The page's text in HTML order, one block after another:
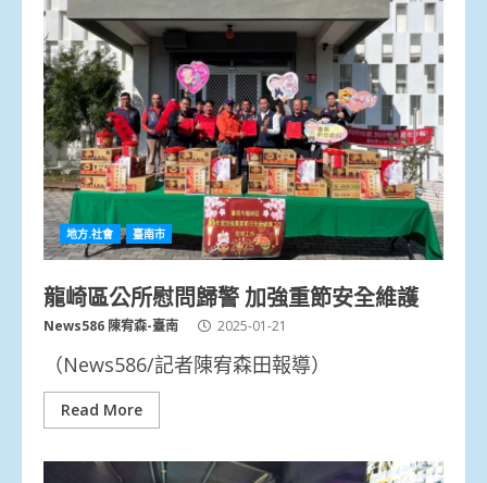
地方.社會 臺南市
龍崎區公所慰問歸警 加強重節安全維護
News586 陳宥森-臺南 2025-01-21
（News586/記者陳宥森田報導）
Read More